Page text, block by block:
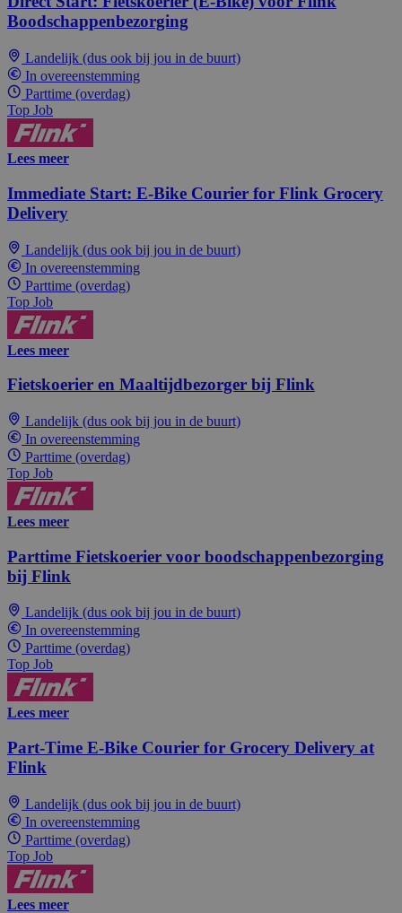
Boodschappenbezorging
Landelijk (dus ook bij jou in de buurt)
In overeenstemming
Parttime (overdag)
Top Job
Lees meer
Immediate Start: E-Bike Courier for Flink Grocery
Delivery
Landelijk (dus ook bij jou in de buurt)
In overeenstemming
Parttime (overdag)
Top Job
Lees meer
Fietskoerier en Maaltijdbezorger bij Flink
Landelijk (dus ook bij jou in de buurt)
In overeenstemming
Parttime (overdag)
Top Job
Lees meer
Parttime Fietskoerier voor boodschappenbezorging
bij Flink
Landelijk (dus ook bij jou in de buurt)
In overeenstemming
Parttime (overdag)
Top Job
Lees meer
Part-Time E-Bike Courier for Grocery Delivery at
Flink
Landelijk (dus ook bij jou in de buurt)
In overeenstemming
Parttime (overdag)
Top Job
Lees meer